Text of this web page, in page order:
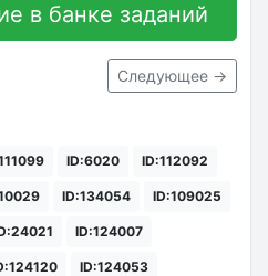
в банке заданий
Следующее →
ID:6020 ID:112092
ID:134054 ID:109025
ID:124007
ID:124053